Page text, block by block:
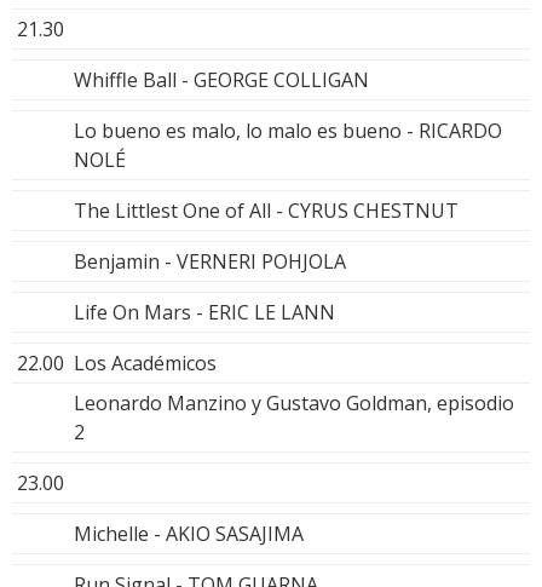
21.30
Whiffle Ball - GEORGE COLLIGAN
Lo bueno es malo, lo malo es bueno - RICARDO
NOLÉ
The Littlest One of All - CYRUS CHESTNUT
Benjamin - VERNERI POHJOLA
Life On Mars - ERIC LE LANN
22.00 Los Académicos
Leonardo Manzino y Gustavo Goldman, episodio
2
23.00
Michelle - AKIO SASAJIMA